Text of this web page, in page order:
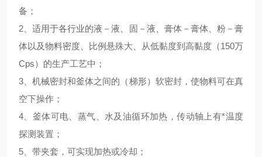
备；
2、适用于各行业的液－液、固－液、膏体－膏体、粉－膏
体以及物料密度、比例悬殊大、从低黏度到高黏度（150万
Cps）的生产工艺中；
3、机械密封和釜体之间的（梯形）软密封，使物料可在真
空下操作；
4、釜体可电、蒸气、水及油循环加热，传动轴上有*温度
探测装置；
5、带夹套，可实现加热或冷却；